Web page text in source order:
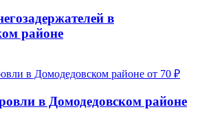
в
районе
от 70 ₽
в Домодедовском районе